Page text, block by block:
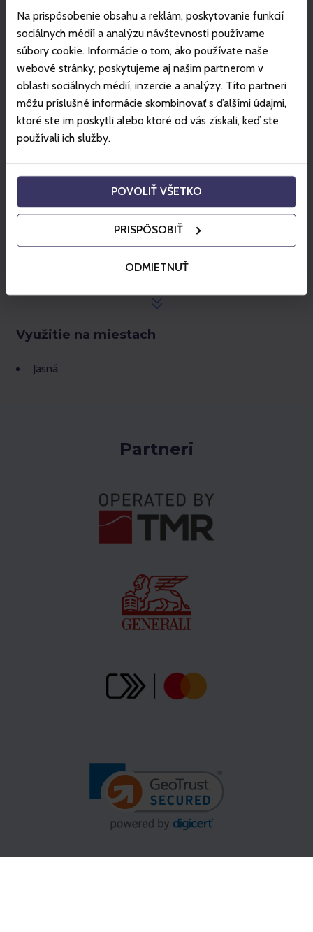
Na prispôsobenie obsahu a reklám, poskytovanie funkcií
sociálnych médií a analýzu návštevnosti používame
súbory cookie. Informácie o tom, ako používate naše
webové stránky, poskytujeme aj našim partnerom v
oblasti sociálnych médií, inzercie a analýzy. Títo partneri
môžu príslušné informácie skombinovať s ďalšími údajmi,
ktoré ste im poskytli alebo ktoré od vás získali, keď ste
používali ich služby.
POVOLIŤ VŠETKO
PRISPÔSOBIŤ
ODMIETNUŤ
Mimo určených trás a časov, nie je skialpovanie v
stredisku z bezpečnostných dôvodov možné.
Skialp lístok je neprenosný a je možné ho zakúpiť len
na konkrétny dátum.
V prípade kontroly využívania služby skialpinizmu je
zákazník povinný sa preukázať čipovou kartou Gopass
so zakúpeným produktom.
Viac info:jasna.sk
platnosti služby) alebo 5 EUR, pokiaľ je storno
Využitie na miestach
Jasná
Partneri